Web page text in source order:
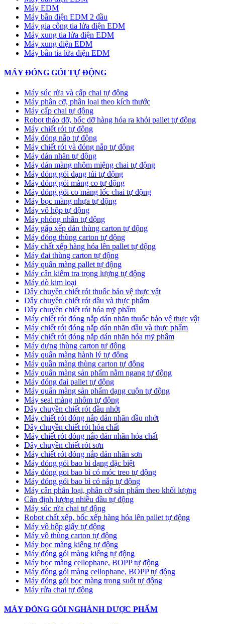
Máy EDM
Máy bắn điện EDM 2 đầu
Máy gia công tia lửa điện EDM
Máy xung tia lửa điện EDM
Máy xung điện EDM
Máy bắn tia lửa điện EDM
MÁY ĐÓNG GÓI TỰ ĐỘNG
Máy súc rửa và cấp chai tự động
Máy phân cỡ, phân loại theo kích thước
Máy cấp chai tự động
Robot tháo dỡ, bốc dỡ hàng hóa ra khỏi pallet tự động
Máy chiết rót tự động
Máy đóng nắp tự động
Máy chiết rót và đóng nắp tự động
Máy dán nhãn tự động
Máy dán màng nhôm miệng chai tự động
Máy đóng gói dạng túi tự động
Máy đóng gói màng co tự động
Máy đóng gói co màng lốc chai tự động
Máy bọc màng nhựa tự động
Máy vô hộp tự động
Máy phóng nhãn tự động
Máy gấp xếp dán thùng carton tự động
Máy đóng thùng carton tự động
Máy chất xếp hàng hóa lên pallet tự động
Máy đai thùng carton tự động
Máy quấn màng pallet tự động
Máy cân kiểm tra trọng lượng tự động
Máy dò kim loại
Dây chuyền chiết rót thuốc bảo vệ thực vật
Dây chuyền chiết rót dầu và thực phẩm
Dây chuyền chiết rót hóa mỹ phẩm
Máy chiết rót đóng nắp dán nhãn thuốc bảo vệ thực vật
Máy chiết rót đóng nắp dán nhãn dầu và thực phẩm
Máy chiết rót đóng nắp dán nhãn hóa mỹ phẩm
Máy dựng thùng carton tự động
Máy quấn màng hành lý tự động
Máy quần màng thùng carton tự động
Máy quấn màng sản phẩm nằm ngang tự động
Máy đóng đai pallet tự động
Máy quấn màng sản phẩm dạng cuộn tự động
Máy seal màng nhôm tự động
Dây chuyền chiết rót dầu nhớt
Máy chiết rót đóng nắp dán nhãn dầu nhớt
Dây chuyền chiết rót hóa chất
Máy chiết rót đóng nắp dán nhãn hóa chất
Dây chuyền chiết rót sơn
Máy chiết rót đóng nắp dán nhãn sơn
Máy đóng gói bao bi dạng đặc biệt
Máy đóng goi bao bì có móc treo tự động
Máy đóng gói bao bì có nắp tự động
Máy cân phân loại, phân cỡ sản phẩm theo khối lượng
Cân định lượng nhiều đầu tự động
Máy súc rửa chai tự động
Robot chất xếp, bốc xếp hàng hóa lên pallet tự động
Máy vô hộp giấy tự động
Máy vô thùng carton tự động
Máy bọc màng kiếng tự động
Máy đóng gói màng kiếng tự động
Máy bọc màng cellophane, BOPP tự động
Máy đóng gói màng cellophane, BOPP tự động
Máy đóng gói bọc màng trong suốt tự động
Máy rửa chai tự động
MÁY ĐÓNG GÓI NGHÀNH DƯỢC PHẨM